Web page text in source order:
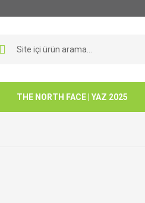
THE NORTH FACE | YAZ 2025